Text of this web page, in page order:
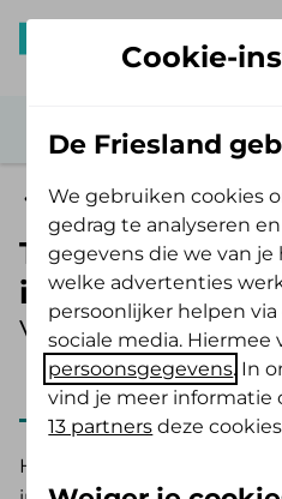
Zelf Bewust Polis
Transtherapie
incontinentie
Vergoeding 2025
2025 2026
Heb je een overactieve
Cookie-
De Friesland
We gebruiken cookies
gedrag te analyseren
gegevens die we van
welke advertenties
persoonlijker helpen
sociale media.
persoonsgegevens. In
vind je meer informatie
13 partners deze